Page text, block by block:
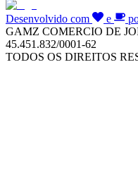
Desenvolvido com e
GAMZ COMERCIO DE
45.451.832/0001-62
TODOS OS DIREITOS